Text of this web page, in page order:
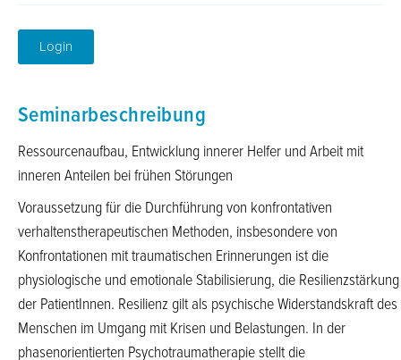
Login
Seminarbeschreibung
Ressourcenaufbau, Entwicklung innerer Helfer und Arbeit mit
inneren Anteilen bei frühen Störungen
Voraussetzung für die Durchführung von konfrontativen
verhaltenstherapeutischen Methoden, insbesondere von
Konfrontationen mit traumatischen Erinnerungen ist die
physiologische und emotionale Stabilisierung, die Resilienzstärkung
der PatientInnen. Resilienz gilt als psychische Widerstandskraft des
Menschen im Umgang mit Krisen und Belastungen. In der
phasenorientierten Psychotraumatherapie stellt die